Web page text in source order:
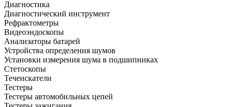
Диагностика
Диагностический инструмент
Рефрактометры
Видеоэндоскопы
Анализаторы батарей
Устройства определения шумов
Установки измерения шума в подшипниках
Стетоскопы
Течеискатели
Тестеры
Тестеры автомобильных цепей